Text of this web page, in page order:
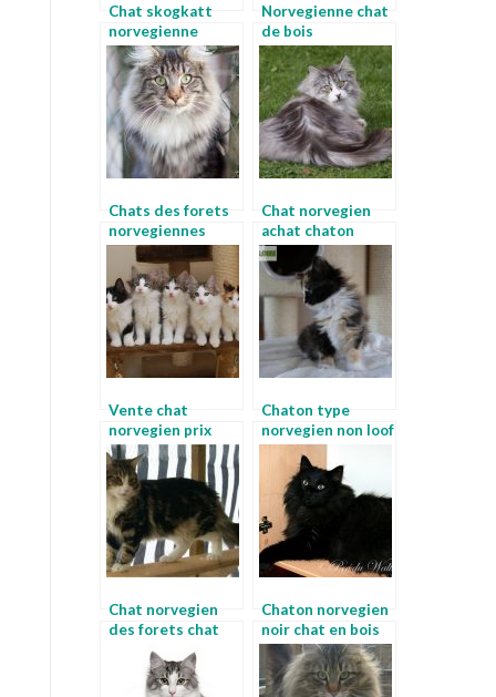
Chat skogkatt
norvegienne
Norvegienne chat
de bois
Chats des forets
norvegiennes
norvegien noir
Chat norvegien
achat chaton
norvegien gris
Vente chat
norvegien prix
chat chat com
Chaton type
norvegien non loof
chaton norvegien
Chat norvegien
des forets chat
nordique
Chaton norvegien
noir chat en bois